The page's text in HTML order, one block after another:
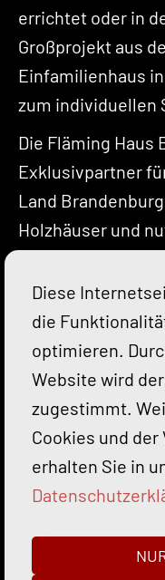
errichtet oder in
Großprojekt aus
Einfamilienhaus
zum individuellen
Die Fläming Haus
Exklusivpartner
Land
Holzhäuser und
Seit 1961 liefert
Haushersteller
Deutschland.
FHB
Bergstraße
Diese
die
optimieren.
Website wird
zugestimmt.
Cookies und
erhalten Sie in